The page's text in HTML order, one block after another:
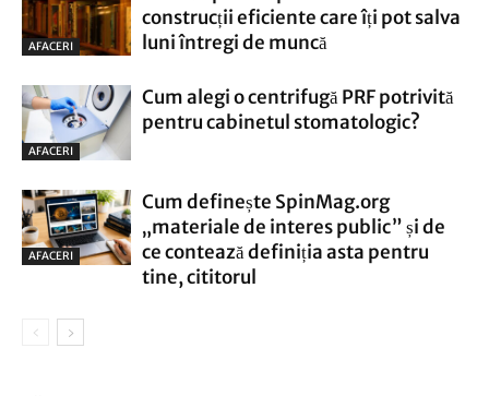
AFACERI
construcții eficiente care îți pot salva
luni întregi de muncă
AFACERI
Cum alegi o centrifugă PRF potrivită
pentru cabinetul stomatologic?
AFACERI
Cum definește SpinMag.org
„materiale de interes public” și de
ce contează definiția asta pentru
tine, cititorul